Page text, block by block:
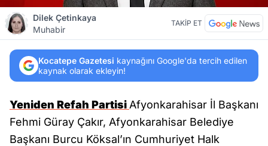
Dilek Çetinkaya
Muhabir
TAKİP ET
Kocatepe Gazetesi kaynağını Google'da tercih edilen
kaynak olarak ekleyin!
Yeniden Refah Partisi Afyonkarahisar İl Başkanı
Fehmi Güray Çakır, Afyonkarahisar Belediye
Başkanı Burcu Köksal’ın Cumhuriyet Halk